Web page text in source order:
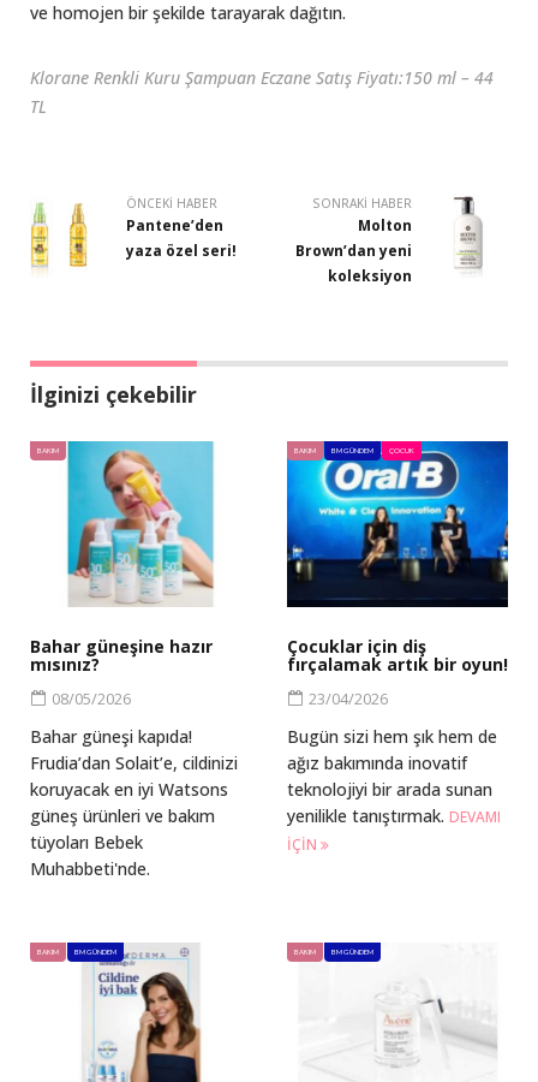
ve homojen bir şekilde tarayarak dağıtın.
Klorane Renkli Kuru Şampuan Eczane Satış Fiyatı:150 ml – 44
TL
ÖNCEKI HABER
Pantene’den
yaza özel seri!
SONRAKI HABER
Molton
Brown’dan yeni
koleksiyon
İlginizi çekebilir
BAKIM
Bahar güneşine hazır
mısınız?
08/05/2026
Bahar güneşi kapıda!
Frudia’dan Solait’e, cildinizi
koruyacak en iyi Watsons
güneş ürünleri ve bakım
tüyoları Bebek
Muhabbeti'nde.
BAKIM BM GÜNDEM ÇOCUK
Çocuklar için diş
fırçalamak artık bir oyun!
23/04/2026
Bugün sizi hem şık hem de
ağız bakımında inovatif
teknolojiyi bir arada sunan
yenilikle tanıştırmak. DEVAMI
IÇIN
BAKIM BM GÜNDEM BAKIM BM GÜNDEM